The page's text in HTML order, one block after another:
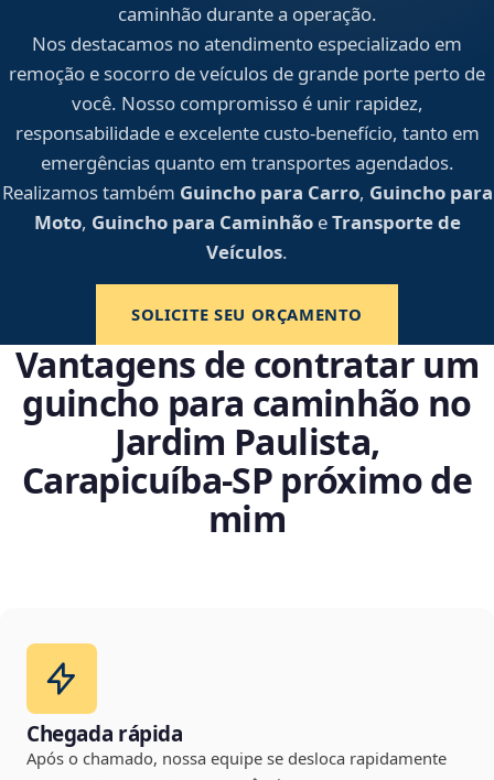
caminhão durante a operação.
Nos destacamos no atendimento especializado em
remoção e socorro de veículos de grande porte perto de
você. Nosso compromisso é unir rapidez,
responsabilidade e excelente custo-benefício, tanto em
emergências quanto em transportes agendados.
Realizamos também Guincho para Carro, Guincho para
Moto, Guincho para CaminhãoeTransporte de
Veículos.
SOLICITE SEU ORÇAMENTO
Vantagens de contratar um
guincho para caminhão no
Jardim Paulista,
Carapicuíba‑SP próximo de
mim
Chegada rápida
Após o chamado, nossa equipe se desloca rapidamente